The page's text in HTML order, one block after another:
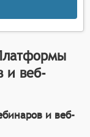
и веб-
и веб-